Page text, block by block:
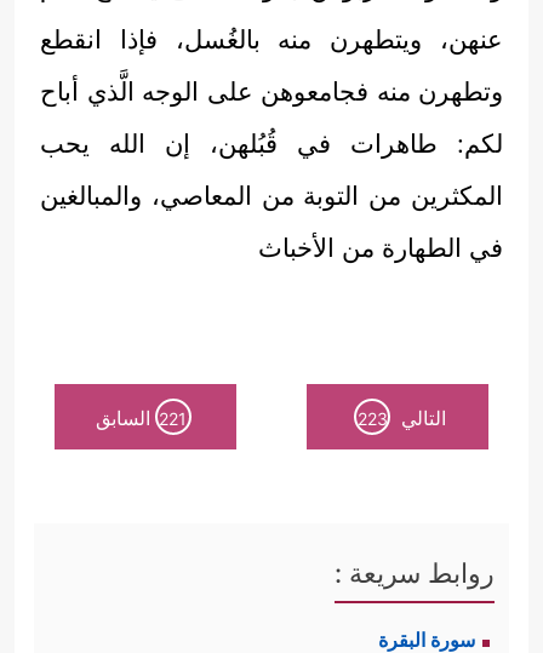
عنهن، ويتطهرن منه بالغُسل، فإذا انقطع
وتطهرن منه فجامعوهن على الوجه الَّذي أباح
لكم: طاهرات في قُبُلهن، إن الله يحب
المكثرين من التوبة من المعاصي، والمبالغين
في الطهارة من الأخباث
التالي 223
221 السابق
روابط سريعة :
سورة البقرة